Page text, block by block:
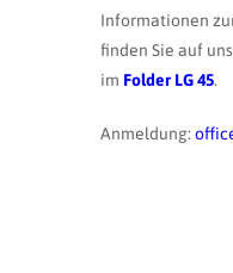
Informationen
finden Sie auf
im Folder LG 45.
Anmeldung: